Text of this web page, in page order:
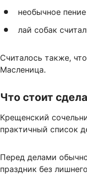
необычное
лай собак
Считалось также,
Масленица.
Что стоит
Крещенский
практичный список
Перед делами
праздник без